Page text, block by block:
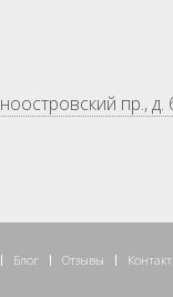
пр., д.
Блог Отзывы